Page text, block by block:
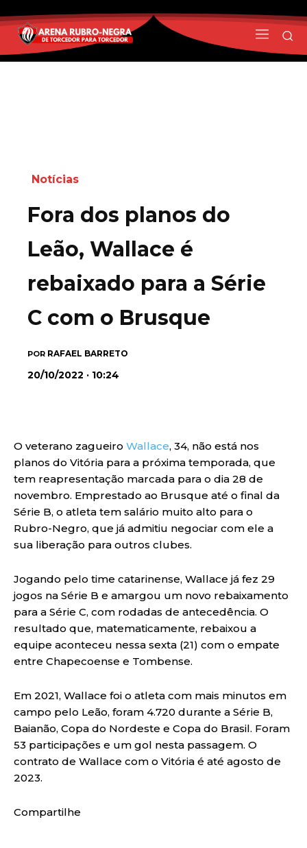
Notícias
Fora dos planos do
Leão, Wallace é
rebaixado para a Série
C com o Brusque
POR RAFAEL BARRETO
20/10/2022 · 10:24
O veterano zagueiro Wallace, 34, não está nos
planos do Vitória para a próxima temporada, que
tem reapresentação marcada para o dia 28 de
novembro. Emprestado ao Brusque até o final da
Série B, o atleta tem salário muito alto para o
Rubro-Negro, que já admitiu negociar com ele a
sua liberação para outros clubes.
Jogando pelo time catarinense, Wallace já fez 29
jogos na Série B e amargou um novo rebaixamento
para a Série C, com rodadas de antecedência. O
resultado que, matematicamente, rebaixou a
equipe aconteceu nessa sexta (21) com o empate
entre Chapecoense e Tombense.
Em 2021, Wallace foi o atleta com mais minutos em
campo pelo Leão, foram 4.720 durante a Série B,
Baianão, Copa do Nordeste e Copa do Brasil. Foram
53 participações e um gol nesta passagem. O
contrato de Wallace com o Vitória é até agosto de
2023.
Compartilhe